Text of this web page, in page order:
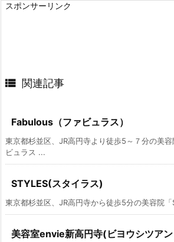
スポンサーリンク
 関連記事
Fabulous（ファビュラス）
東京都杉並区、JR高円寺より徒歩5～７分の美
ビュラス ...
STYLES(スタイラス)
東京都杉並区、JR高円寺から徒歩5分の美容院「
美容室envie新高円寺(ビヨウシツア